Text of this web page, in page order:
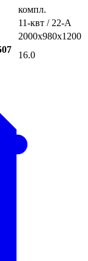
компл.
11-квт / 22-A
2000х980х1200
16.0